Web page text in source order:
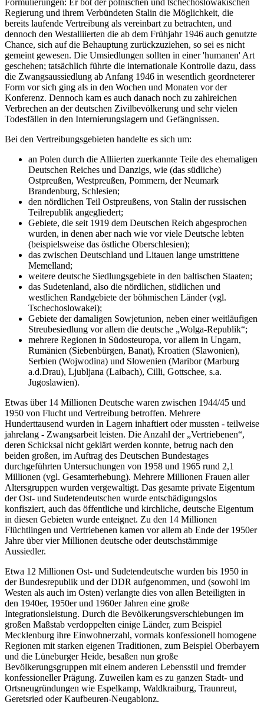
Formulierungen: Er bot der polnischen und tschechoslowakischen
Regierung und ihrem Verbündeten Stalin die Möglichkeit, die
bereits laufende Vertreibung als vereinbart zu betrachten, und
dennoch den Westalliierten die ab dem Frühjahr 1946 auch genutzte
Chance, sich auf die Behauptung zurückzuziehen, so sei es nicht
gemeint gewesen. Die Umsiedlungen sollten in einer 'humanen' Art
geschehen; tatsächlich führte die internationale Kontrolle dazu, dass
die Zwangsaussiedlung ab Anfang 1946 in wesentlich geordneterer
Form vor sich ging als in den Wochen und Monaten vor der
Konferenz. Dennoch kam es auch danach noch zu zahlreichen
Verbrechen an der deutschen Zivilbevölkerung und sehr vielen
Todesfällen in den Internierungslagern und Gefängnissen.
Bei den Vertreibungsgebieten handelte es sich um:
an Polen durch die Alliierten zuerkannte Teile des ehemaligen
Deutschen Reiches und Danzigs, wie (das südliche)
Ostpreußen, Westpreußen, Pommern, der Neumark
Brandenburg, Schlesien;
den nördlichen Teil Ostpreußens, von Stalin der russischen
Teilrepublik angegliedert;
Gebiete, die seit 1919 dem Deutschen Reich abgesprochen
wurden, in denen aber nach wie vor viele Deutsche lebten
(beispielsweise das östliche Oberschlesien);
das zwischen Deutschland und Litauen lange umstrittene
Memelland;
weitere deutsche Siedlungsgebiete in den baltischen Staaten;
das Sudetenland, also die nördlichen, südlichen und
westlichen Randgebiete der böhmischen Länder (vgl.
Tschechoslowakei);
Gebiete der damaligen Sowjetunion, neben einer weitläufigen
Streubesiedlung vor allem die deutsche
Wolga-Republik ;
mehrere Regionen in Südosteuropa, vor allem in Ungarn,
Rumänien (Siebenbürgen, Banat), Kroatien (Slawonien),
Serbien (Wojwodina) und Slowenien (Maribor (Marburg
a.d.Drau), Ljubljana (Laibach), Cilli, Gottschee, s.a.
Jugoslawien).
Etwas über 14 Millionen Deutsche waren zwischen 1944/45 und
1950 von Flucht und Vertreibung betroffen. Mehrere
Hunderttausend wurden in Lagern inhaftiert oder mussten - teilweise
jahrelang - Zwangsarbeit leisten. Die Anzahl der Vertriebenen ,
deren Schicksal nicht geklärt werden konnte, betrug nach den
beiden großen, im Auftrag des Deutschen Bundestages
durchgeführten Untersuchungen von 1958 und 1965 rund 2,1
Millionen (vgl. Gesamterhebung). Mehrere Millionen Frauen aller
Altersgruppen wurden vergewaltigt. Das gesamte private Eigentum
der Ost- und Sudetendeutschen wurde entschädigungslos
konfisziert, auch das öffentliche und kirchliche, deutsche Eigentum
in diesen Gebieten wurde enteignet. Zu den 14 Millionen
Flüchtlingen und Vertriebenen kamen vor allem ab Ende der 1950er
Jahre über vier Millionen deutsche oder deutschstämmige
Aussiedler.
Etwa 12 Millionen Ost- und Sudetendeutsche wurden bis 1950 in
der Bundesrepublik und der DDR aufgenommen, und (sowohl im
Westen als auch im Osten) verlangte dies von allen Beteiligten in
den 1940er, 1950er und 1960er Jahren eine große
Integrationsleistung. Durch die Bevölkerungsverschiebungen im
großen Maßstab verdoppelten einige Länder, zum Beispiel
Mecklenburg ihre Einwohnerzahl, vormals konfessionell homogene
Regionen mit starken eigenen Traditionen, zum Beispiel Oberbayern
und die Lüneburger Heide, besaßen nun große
Bevölkerungsgruppen mit einem anderen Lebensstil und fremder
konfessioneller Prägung. Zuweilen kam es zu ganzen Stadt- und
Ortsneugründungen wie Espelkamp, Waldkraiburg, Traunreut,
Geretsried oder Kaufbeuren-Neugablonz.